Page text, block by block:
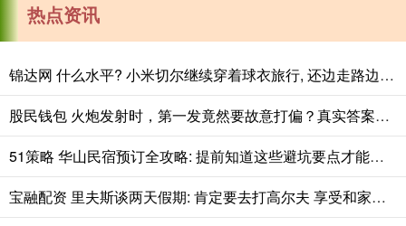
热点资讯
锦达网 什么水平? 小米切尔继续穿着球衣旅行, 还边走路边练习运球
股民钱包 火炮发射时，第一发竟然要故意打偏？真实答案是什么
51策略 华山民宿预订全攻略: 提前知道这些避坑要点才能安心入住
宝融配资 里夫斯谈两天假期: 肯定要去打高尔夫 享受和家人在一起的时光